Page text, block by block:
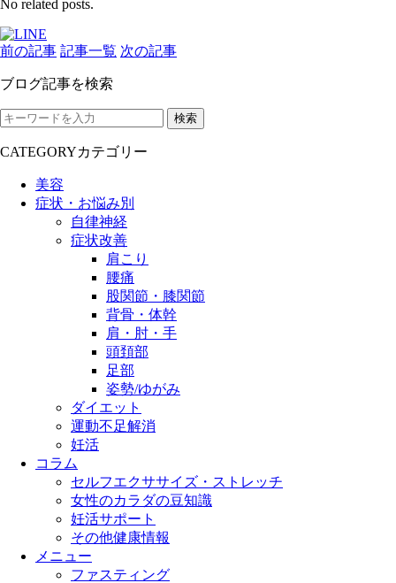
No related posts.
前の記事 記事一覧 次の記事
ブログ記事を検索
検索
CATEGORYカテゴリー
美容
症状・お悩み別
自律神経
症状改善
肩こり
腰痛
股関節・膝関節
背骨・体幹
肩・肘・手
頭頚部
足部
姿勢/ゆがみ
ダイエット
運動不足解消
妊活
コラム
セルフエクササイズ・ストレッチ
女性のカラダの豆知識
妊活サポート
その他健康情報
メニュー
ファスティング